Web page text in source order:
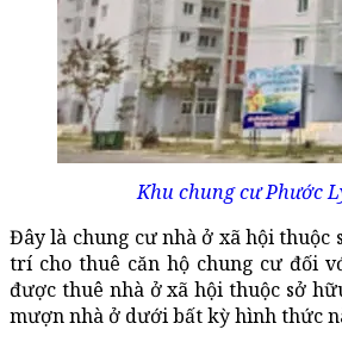
Khu chung cư Phước
Đây là chung cư nhà ở xã hội thuộc
trí cho thuê căn hộ chung cư đối
được thuê nhà ở xã hội thuộc sở
mượn nhà ở dưới bất kỳ hình thức